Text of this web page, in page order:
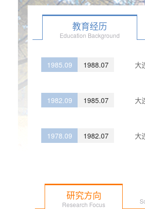
教育经历
Education Background
1985.09 1988.07 大
1982.09 1985.07 大
1978.09 1982.07 大
研究方向
Research Focus